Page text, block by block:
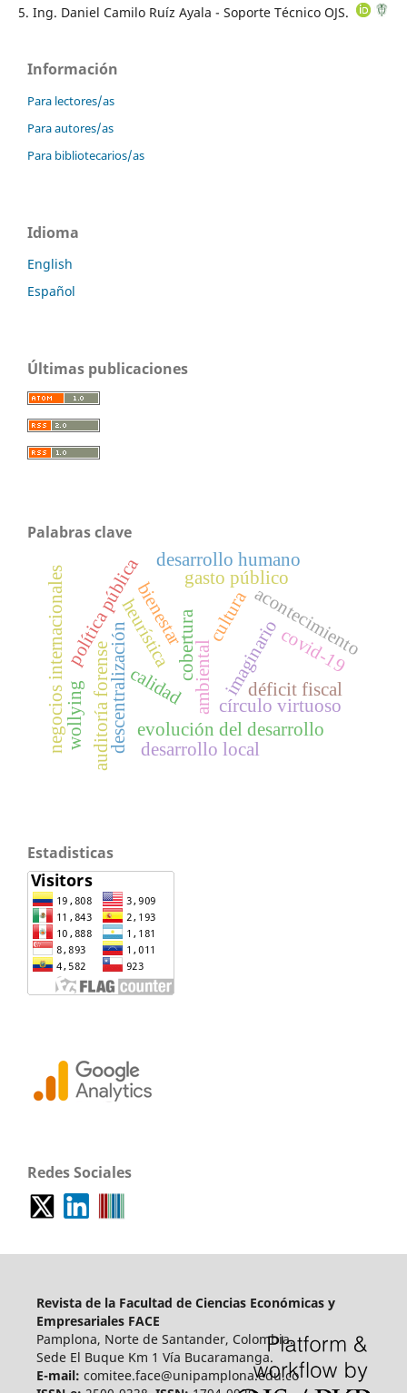
5. Ing. Daniel Camilo Ruíz Ayala - Soporte Técnico OJS.
Información
Para lectores/as
Para autores/as
Para bibliotecarios/as
Idioma
English
Español
Últimas publicaciones
Palabras clave
cultura
imaginarioacontecimiento
heurística
ambiental
descentralización déficit fiscal
gasto público
política pública
calidad
cobertura
bienestar
evolución del desarrollo
desarrollo local
auditoría forense covid-19
desarrollo humano
círculo virtuoso
negocios internacionaleswollying
Estadisticas
Redes Sociales
Revista de la Facultad de Ciencias Económicas y
Empresariales FACE
Pamplona, Norte de Santander, Colombia.
Sede El Buque Km 1 Vía Bucaramanga.
E-mail: comitee.face@unipamplona.edu.co